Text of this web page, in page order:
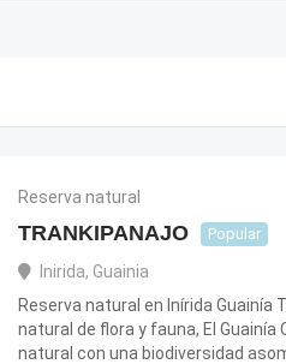
Reserva natural
TRANKIPANAJO Popular
Inirida, Guainia
Reserva natural en Inírida Guainía
natural de flora y fauna, El Guainía
natural con una biodiversidad